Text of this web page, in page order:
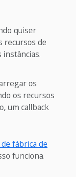
quiser
recursos de
os
os recursos
um callback
fábrica de
funciona.